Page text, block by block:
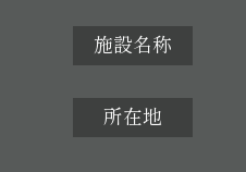
施設名称
所在地